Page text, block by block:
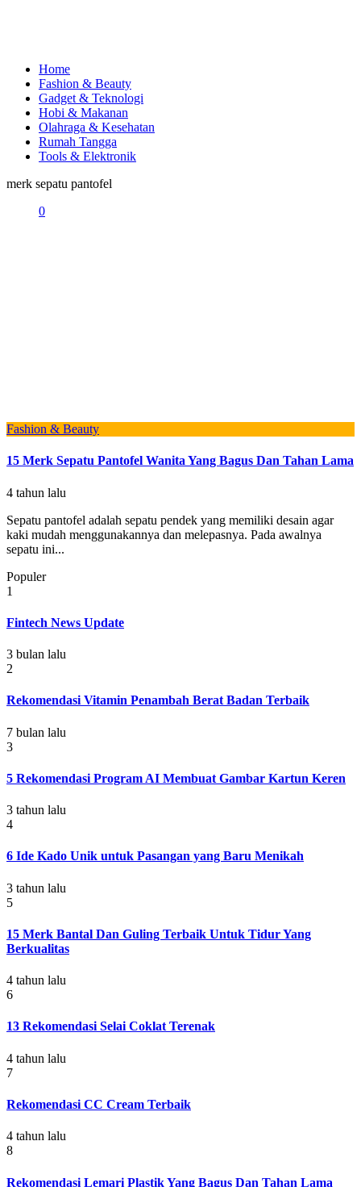
Home
Fashion & Beauty
Gadget & Teknologi
Hobi & Makanan
Olahraga & Kesehatan
Rumah Tangga
Tools & Elektronik
merk sepatu pantofel
0
Fashion & Beauty
15 Merk Sepatu Pantofel Wanita Yang Bagus Dan Tahan Lama
4 tahun lalu
Sepatu pantofel adalah sepatu pendek yang memiliki desain agar
kaki mudah menggunakannya dan melepasnya. Pada awalnya
sepatu ini...
Populer
1
Fintech News Update
3 bulan lalu
2
Rekomendasi Vitamin Penambah Berat Badan Terbaik
7 bulan lalu
3
5 Rekomendasi Program AI Membuat Gambar Kartun Keren
3 tahun lalu
4
6 Ide Kado Unik untuk Pasangan yang Baru Menikah
3 tahun lalu
5
15 Merk Bantal Dan Guling Terbaik Untuk Tidur Yang
Berkualitas
4 tahun lalu
6
13 Rekomendasi Selai Coklat Terenak
4 tahun lalu
7
Rekomendasi CC Cream Terbaik
4 tahun lalu
8
Rekomendasi Lemari Plastik Yang Bagus Dan Tahan Lama